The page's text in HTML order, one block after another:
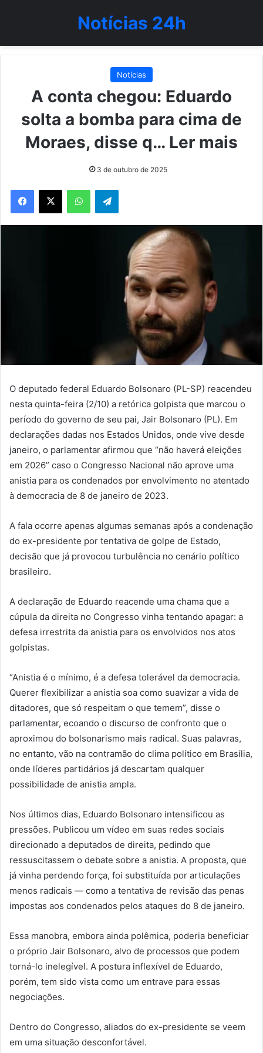
Notícias 24h
Notícias
A conta chegou: Eduardo
solta a bomba para cima de
Moraes, disse q… Ler mais
3 de outubro de 2025
WhatsAppTelegram
O deputado federal Eduardo Bolsonaro (PL-SP) reacendeu
nesta quinta-feira (2/10) a retórica golpista que marcou o
período do governo de seu pai, Jair Bolsonaro (PL). Em
declarações dadas nos Estados Unidos, onde vive desde
janeiro, o parlamentar afirmou que “não haverá eleições
em 2026” caso o Congresso Nacional não aprove uma
anistia para os condenados por envolvimento no atentado
à democracia de 8 de janeiro de 2023.
A fala ocorre apenas algumas semanas após a condenação
do ex-presidente por tentativa de golpe de Estado,
decisão que já provocou turbulência no cenário político
brasileiro.
A declaração de Eduardo reacende uma chama que a
cúpula da direita no Congresso vinha tentando apagar: a
defesa irrestrita da anistia para os envolvidos nos atos
golpistas.
“Anistia é o mínimo, é a defesa tolerável da democracia.
Querer flexibilizar a anistia soa como suavizar a vida de
ditadores, que só respeitam o que temem”, disse o
parlamentar, ecoando o discurso de confronto que o
aproximou do bolsonarismo mais radical. Suas palavras,
no entanto, vão na contramão do clima político em Brasília,
onde líderes partidários já descartam qualquer
possibilidade de anistia ampla.
Nos últimos dias, Eduardo Bolsonaro intensificou as
pressões. Publicou um vídeo em suas redes sociais
direcionado a deputados de direita, pedindo que
ressuscitassem o debate sobre a anistia. A proposta, que
já vinha perdendo força, foi substituída por articulações
menos radicais — como a tentativa de revisão das penas
impostas aos condenados pelos ataques do 8 de janeiro.
Essa manobra, embora ainda polêmica, poderia beneficiar
o próprio Jair Bolsonaro, alvo de processos que podem
torná-lo inelegível. A postura inflexível de Eduardo,
porém, tem sido vista como um entrave para essas
negociações.
Dentro do Congresso, aliados do ex-presidente se veem
em uma situação desconfortável.